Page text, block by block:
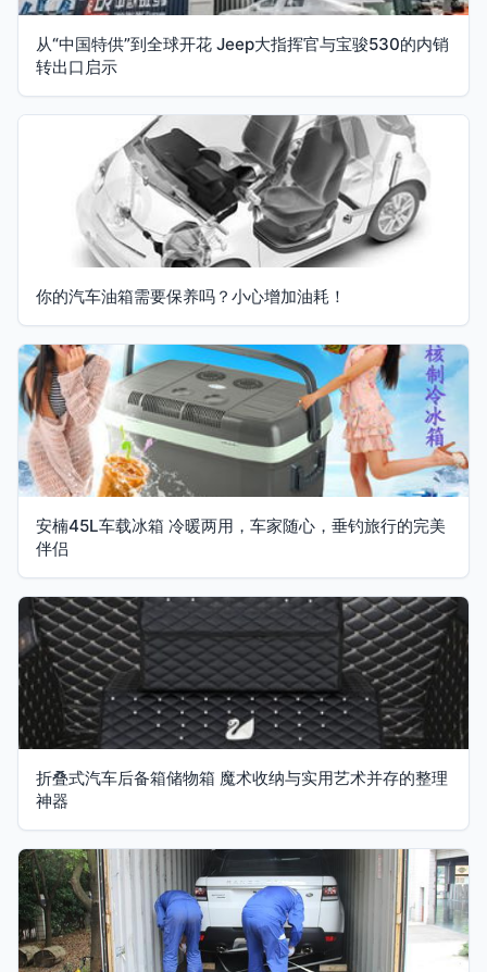
从“中国特供”到全球开花 Jeep大指挥官与宝骏530的内销
转出口启示
你的汽车油箱需要保养吗？小心增加油耗！
安楠45L车载冰箱 冷暖两用，车家随心，垂钓旅行的完美
伴侣
折叠式汽车后备箱储物箱 魔术收纳与实用艺术并存的整理
神器